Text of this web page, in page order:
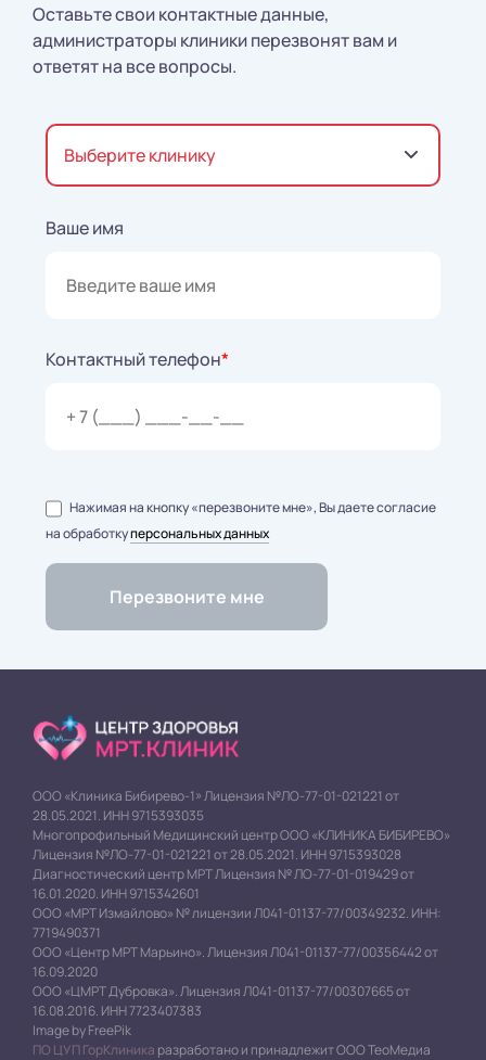
Оставьте свои контактные данные,
администраторы клиники перезвонят вам и
ответят на все вопросы.
Выберите клинику
Ваше имя
Контактный телефон*
Нажимая на кнопку «перезвоните мне», Вы даете согласие
на обработкуперсональных данных
ООО «Клиника Бибирево-1» Лицензия №ЛО-77-01-021221 от
28.05.2021. ИНН 9715393035
Многопрофильный Медицинский центр ООО «КЛИНИКА БИБИРЕВО»
Лицензия №ЛО-77-01-021221 от 28.05.2021. ИНН 9715393028
Диагностический центр МРТ Лицензия № ЛО-77-01-019429 от
16.01.2020. ИНН 9715342601
ООО «МРТ Измайлово» № лицензии Л041-01137-77/00349232. ИНН:
7719490371
ООО «Центр МРТ Марьино». Лицензия Л041-01137-77/00356442 от
16.09.2020
ООО «ЦМРТ Дубровка». Лицензия Л041-01137-77/00307665 от
16.08.2016. ИНН 7723407383
Image by FreePik
ПО ЦУП ГорКлиника разработано и принадлежит ООО ТеоМедиа